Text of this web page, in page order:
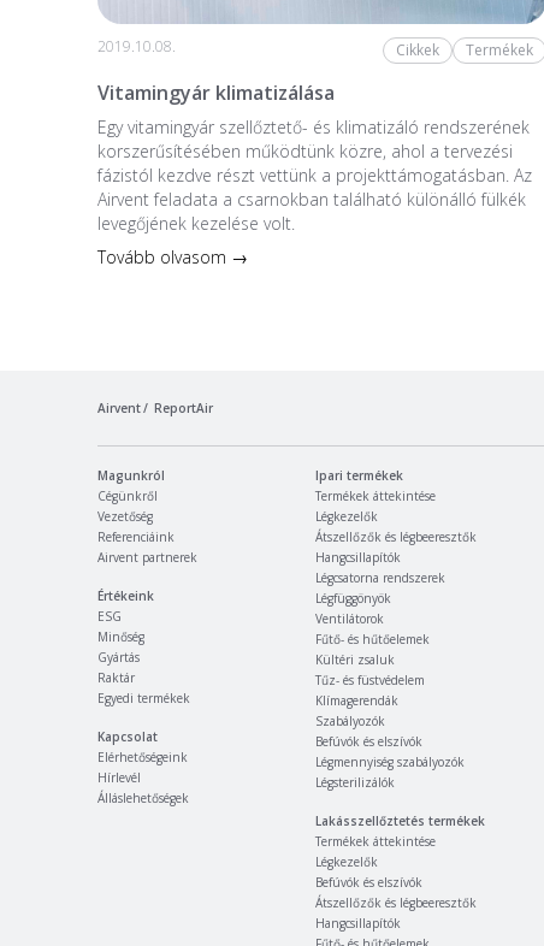
2019.10.08. Cikkek Termékek
Vitamingyár klimatizálása
Egy vitamingyár szellőztető- és klimatizáló rendszerének
korszerűsítésében működtünk közre, ahol a tervezési
fázistól kezdve részt vettünk a projekttámogatásban. Az
Airvent feladata a csarnokban található különálló fülkék
levegőjének kezelése volt.
Tovább olvasom →
Airvent ReportAir
Magunkról
Cégünkről
Vezetőség
Referenciáink
Airvent partnerek
Értékeink
ESG
Minőség
Gyártás
Raktár
Egyedi termékek
Kapcsolat
Elérhetőségeink
Hírlevél
Álláslehetőségek
Ipari termékek
Termékek áttekintése
Légkezelők
Átszellőzők és légbeeresztők
Hangcsillapítók
Légcsatorna rendszerek
Légfüggönyök
Ventilátorok
Fűtő- és hűtőelemek
Kültéri zsaluk
Tűz- és füstvédelem
Klímagerendák
Szabályozók
Befúvók és elszívók
Légmennyiség szabályozók
Légsterilizálók
Lakásszellőztetés termékek
Termékek áttekintése
Légkezelők
Befúvók és elszívók
Átszellőzők és légbeeresztők
Hangcsillapítók